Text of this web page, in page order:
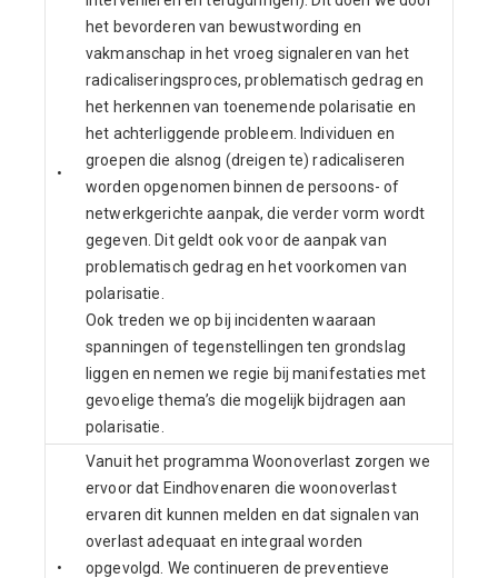
•
het bevorderen van bewustwording en
vakmanschap in het vroeg signaleren van het
radicaliseringsproces, problematisch gedrag en
het herkennen van toenemende polarisatie en
het achterliggende probleem. Individuen en
groepen die alsnog (dreigen te) radicaliseren
worden opgenomen binnen de persoons- of
netwerkgerichte aanpak, die verder vorm wordt
gegeven. Dit geldt ook voor de aanpak van
problematisch gedrag en het voorkomen van
polarisatie.
Ook treden we op bij incidenten waaraan
spanningen of tegenstellingen ten grondslag
liggen en nemen we regie bij manifestaties met
gevoelige thema’s die mogelijk bijdragen aan
polarisatie.
•
Vanuit het programma Woonoverlast zorgen we
ervoor dat Eindhovenaren die woonoverlast
ervaren dit kunnen melden en dat signalen van
overlast adequaat en integraal worden
opgevolgd. We continueren de preventieve